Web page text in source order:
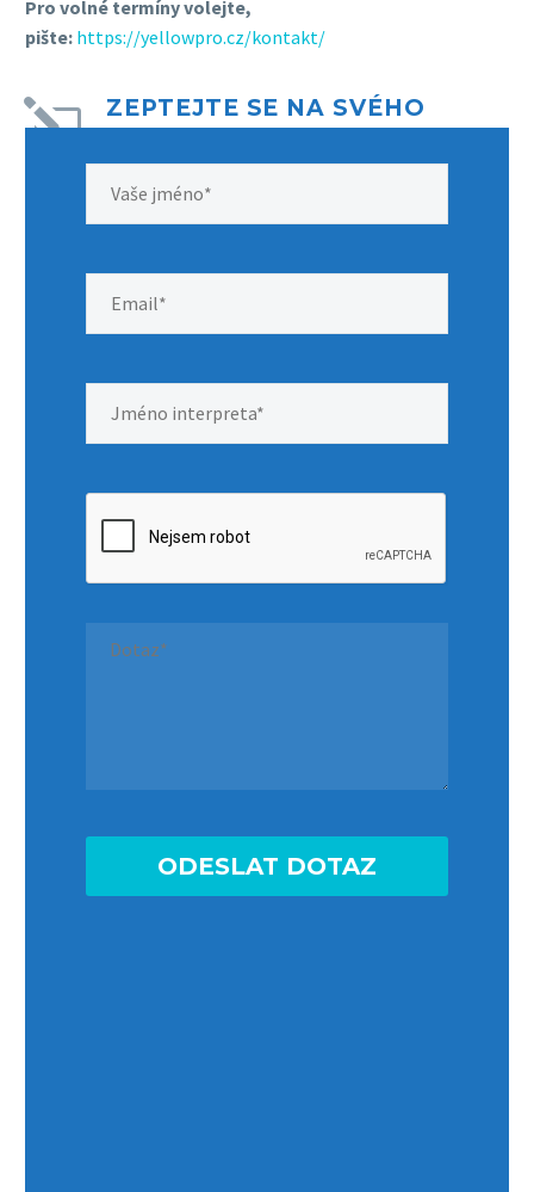
Pro volné termíny volejte,
pište: https://yellowpro.cz/kontakt/
l
l
ZEPTEJTE SE NA SVÉHO